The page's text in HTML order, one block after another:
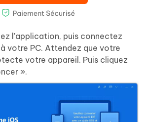
l'application, puis connectez
votre PC. Attendez que votre
votre appareil. Puis cliquez
».